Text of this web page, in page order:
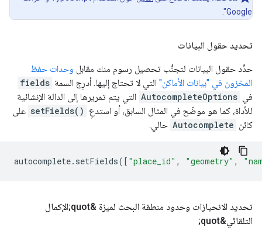
Google".
تحديد حقول البيانات
حدِّد حقول البيانات لتجنُّب تحصيل رسوم منك مقابل وحدات حفظ
المخزون في "بيانات الأماكن" التي لا تحتاج إليها. أدرِج السمة fields
في AutocompleteOptions التي يتم تمريرها إلى الدالة الإنشائية
للأداة، كما هو موضّح في المثال السابق، أو استدعِ setFields() على
كائن Autocomplete حالي.
autocomplete. setFields([ "place_id" , "geometry" ,
تحديد الانحيازات وحدود منطقة البحث لميزة &quot;الإكمال
التلقائي&quot;